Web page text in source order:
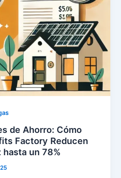
de Ahorro: Cómo
Factory Reducen
hasta un 78%